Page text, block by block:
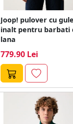
Joop! pulover cu
inalt pentru barbati
lana
779.90 Lei